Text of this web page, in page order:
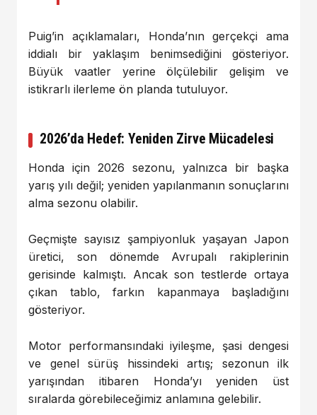
Puig’in açıklamaları, Honda’nın gerçekçi ama
iddialı bir yaklaşım benimsediğini gösteriyor.
Büyük vaatler yerine ölçülebilir gelişim ve
istikrarlı ilerleme ön planda tutuluyor.
2026’da Hedef: Yeniden Zirve Mücadelesi
Honda için 2026 sezonu, yalnızca bir başka
yarış yılı değil; yeniden yapılanmanın sonuçlarını
alma sezonu olabilir.
Geçmişte sayısız şampiyonluk yaşayan Japon
üretici, son dönemde Avrupalı rakiplerinin
gerisinde kalmıştı. Ancak son testlerde ortaya
çıkan tablo, farkın kapanmaya başladığını
gösteriyor.
Motor performansındaki iyileşme, şasi dengesi
ve genel sürüş hissindeki artış; sezonun ilk
yarışından itibaren Honda’yı yeniden üst
sıralarda görebileceğimiz anlamına gelebilir.